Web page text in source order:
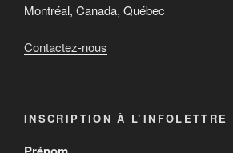
Montréal, Canada, Québec
Contactez-nous
INSCRIPTION À L’INFOLETTRE